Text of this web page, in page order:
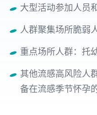
大型活动参加人员
人群聚集场所脆弱
重点场所人群：托
其他流感高风险人
备在流感季节怀孕